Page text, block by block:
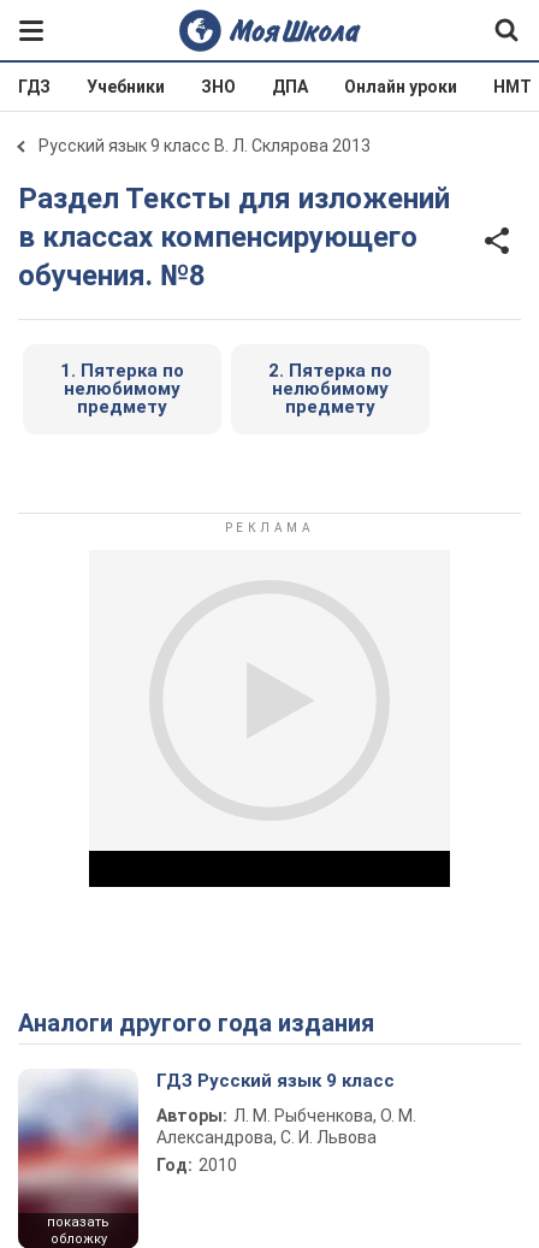
ГДЗ Учебники ЗНО ДПА Онлайн уроки НМТ
Русский язык 9 класс В. Л. Склярова 2013
Раздел Тексты для изложений
в классах компенсирующего
обучения. №8
1. Пятерка по
нелюбимому
предмету
2. Пятерка по
нелюбимому
предмету
Play Video
Аналоги другого года издания
показать
обложку
ГДЗ Русский язык 9 класс
Авторы: Л. М. Рыбченкова, О. М.
Александрова, С. И. Львова
Год: 2010